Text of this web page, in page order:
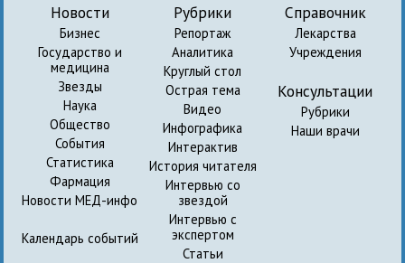
Новости
Бизнес
Государство и
медицина
Звезды
Наука
Общество
События
Статистика
Фармация
Новости МЕД-инфо
Календарь событий
Рубрики
Репортаж
Аналитика
Круглый стол
Острая тема
Видео
Инфографика
Интерактив
История читателя
Интервью со
звездой
Интервью с
экспертом
Статьи
Справочник
Лекарства
Учреждения
Консультации
Рубрики
Наши врачи